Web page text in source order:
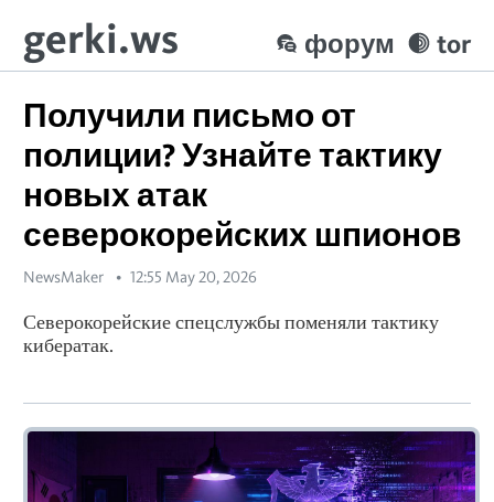
gerki.ws tor
форум
Получили письмо от
полиции? Узнайте тактику
новых атак
северокорейских шпионов
NewsMaker 12:55 May 20, 2026
Северокорейские спецслужбы поменяли тактику
кибератак.